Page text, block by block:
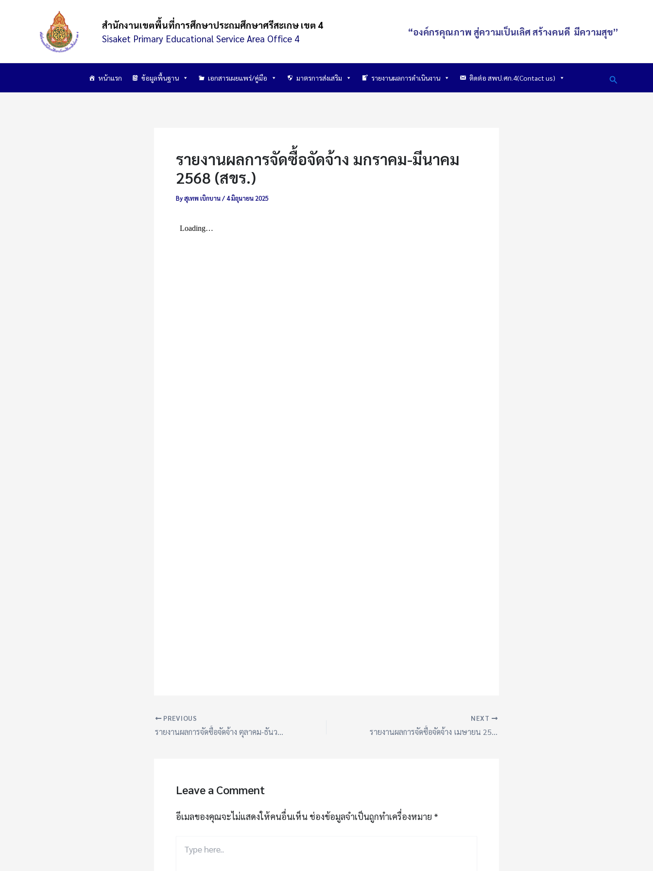
สำนักงานเขตพื้นที่การศึกษาประถมศึกษาศรีสะเกษ เขต 4
Sisaket Primary Educational Service Area Office 4
“องค์กรคุณภาพ สู่ความเป็นเลิศสร้างคนดี มีความสุข”
หน้าแรก ข้อมูลพื้นฐาน เอกสารเผยแพร่/คู่มือ มาตรการส่งเสริม รายงานผลการดำเนินงาน ติดต่อ สพป.ศก.4(Contact us) Search
รายงานผลการจัดซื้อจัดจ้าง มกราคม-มีนาคม
2568 (สขร.)
Byสุเทพ เบิกบาน/ 4 มิถุนายน 2025
PREVIOUS
รายงานผลการจัดซื้อจัดจ้าง ตุลาคม-ธันวาคม 2567 (สขร.)
NEXT
รายงานผลการจัดซื้อจัดจ้าง เมษายน 2568 (สขร.)
Leave a Comment
อีเมลของคุณจะไม่แสดงให้คนอื่นเห็น ช่องข้อมูลจำเป็นถูกทำเครื่องหมาย *
here..